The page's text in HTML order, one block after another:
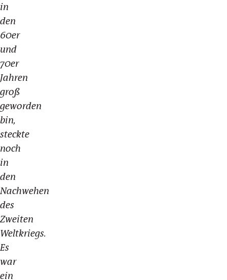
in
den
60er
und
70er
Jahren
groß
geworden
bin,
steckte
noch
in
den
Nachwehen
des
Zweiten
Weltkriegs.
Es
war
ein